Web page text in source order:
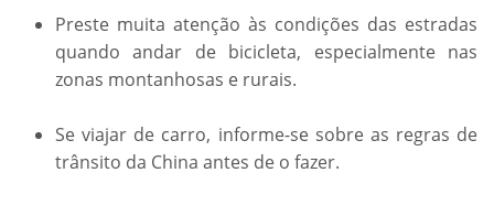
Preste muita atenção às condições das estradas
quando andar de bicicleta, especialmente nas
zonas montanhosas e rurais.
Se viajar de carro, informe-se sobre as regras de
trânsito da China antes de o fazer.